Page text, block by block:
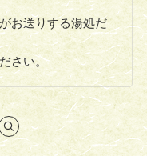
お送りする湯処だ
さい。